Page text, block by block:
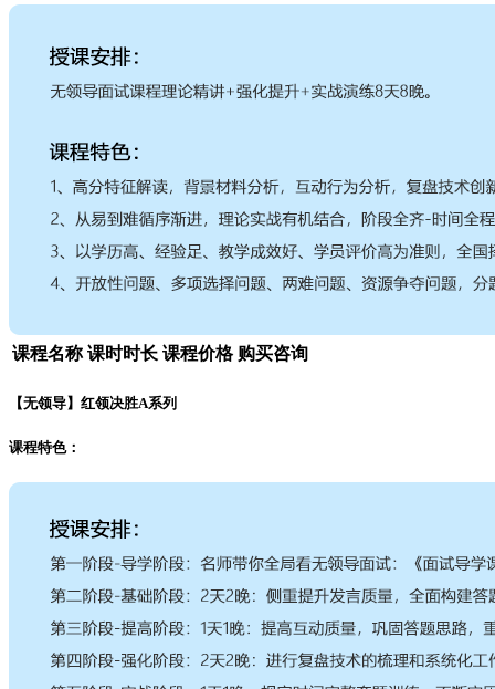
课程名称 课时时长 课程价格 购买咨询
【无领导】红领决胜A系列
课程特色：